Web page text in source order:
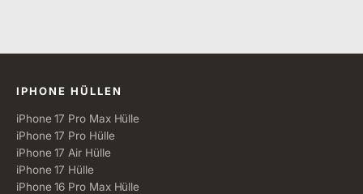
Alle Kategorien
IPHONE HÜLLEN
iPhone 17 Pro Max Hülle
iPhone 17 Pro Hülle
iPhone 17 Air Hülle
iPhone 17 Hülle
iPhone 16 Pro Max Hülle